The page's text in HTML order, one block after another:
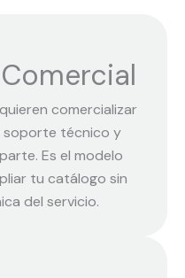
comercializar
soporte técnico y
Es el modelo
tu catálogo sin
del servicio.